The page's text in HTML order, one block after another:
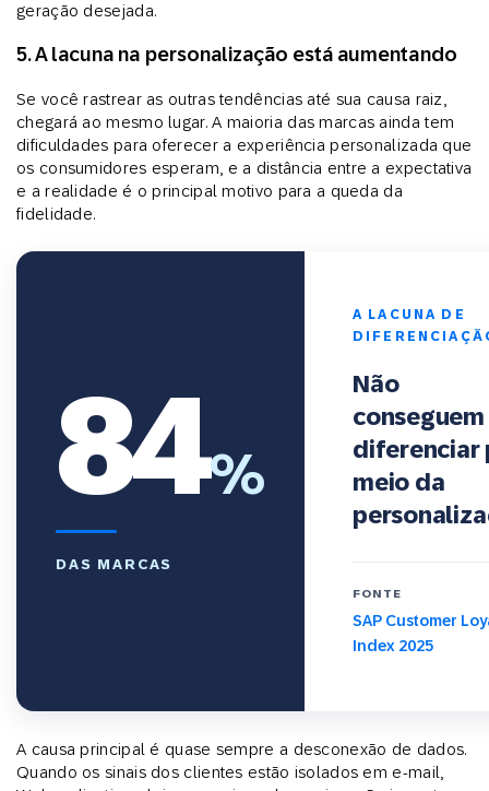
geração desejada.
5. A lacuna na personalização está aumentando
Se você rastrear as outras tendências até sua causa raiz,
chegará ao mesmo lugar. A maioria das marcas ainda tem
dificuldades para oferecer a experiência personalizada que
os consumidores esperam, e a distância entre a expectativa
e a realidade é o principal motivo para a queda da
fidelidade.
84%
DAS MARCAS
A LACUNA DE
Não
conseguem
diferenciar
meio da
FONTE
SAP Customer
Index 2025
A causa principal é quase sempre a desconexão de dados.
Quando os sinais dos clientes estão isolados em e-mail,